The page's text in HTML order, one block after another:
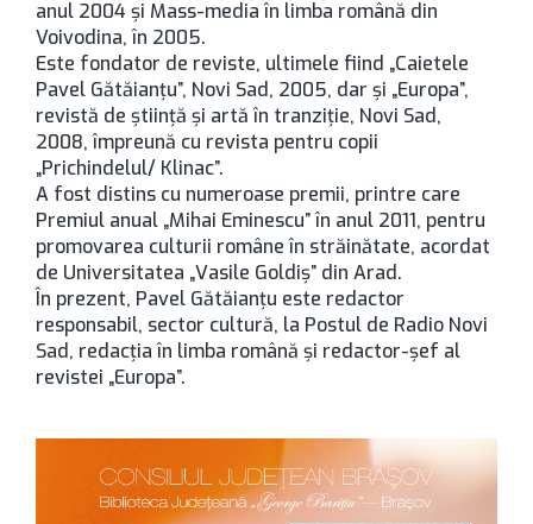
anul 2004 şi Mass-media în limba română din
Voivodina, în 2005.
Este fondator de reviste, ultimele fiind „Caietele
Pavel Gătăianţu”, Novi Sad, 2005, dar şi „Europa”,
revistă de ştiinţă şi artă în tranziţie, Novi Sad,
2008, împreună cu revista pentru copii
„Prichindelul/ Klinac”.
A fost distins cu numeroase premii, printre care
Premiul anual „Mihai Eminescu” în anul 2011, pentru
promovarea culturii române în străinătate, acordat
de Universitatea „Vasile Goldiş” din Arad.
În prezent, Pavel Gătăianţu este redactor
responsabil, sector cultură, la Postul de Radio Novi
Sad, redacţia în limba română şi redactor-şef al
revistei „Europa”.